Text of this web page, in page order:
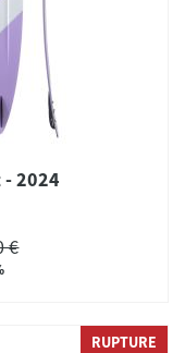
- 2024
€
RUPTURE